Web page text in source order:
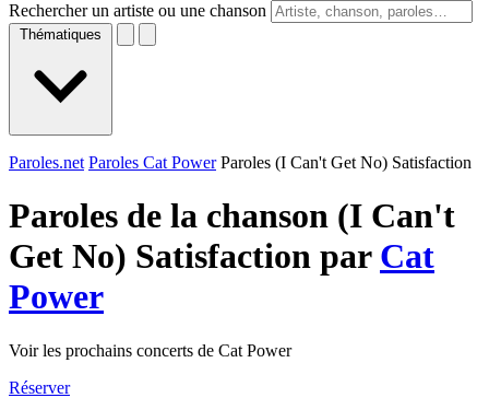
Rechercher un artiste ou une chanson
Thématiques
Paroles.net Paroles Cat Power Paroles (I Can't Get No) Satisfaction
Paroles de la chanson (I Can't
Get No) Satisfaction par Cat
Power
Voir les prochains concerts de Cat Power
Réserver